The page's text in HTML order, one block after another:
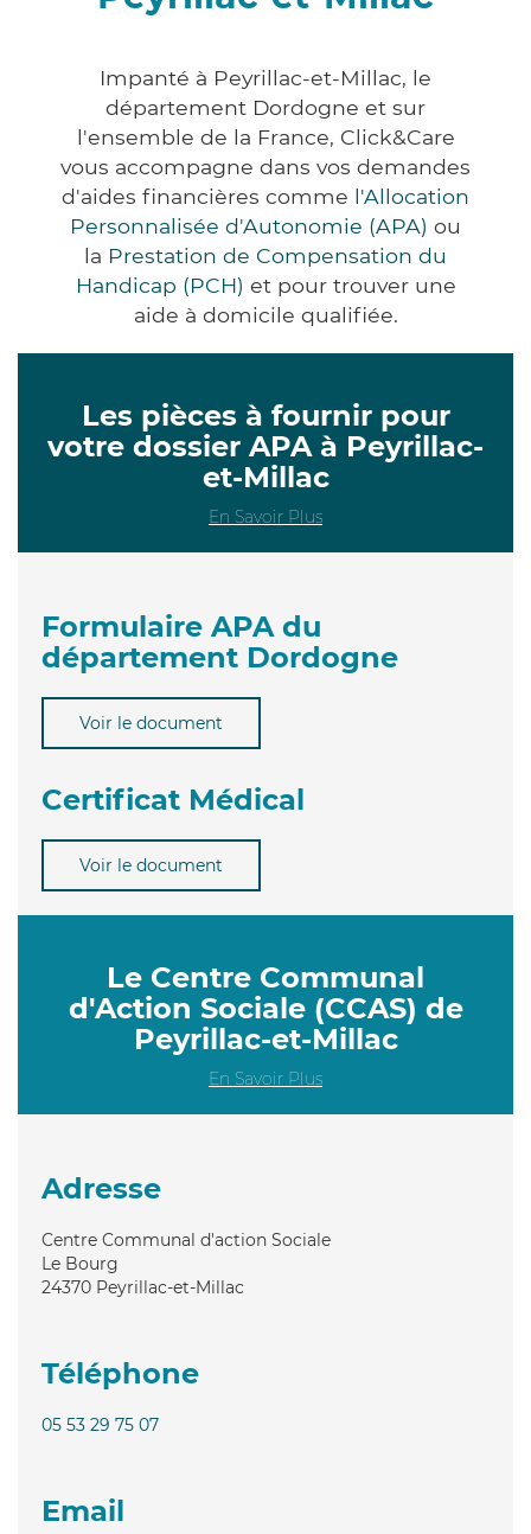
Impanté à Peyrillac-et-Millac, le
département Dordogne et sur
l'ensemble de la France, Click&Care
vous accompagne dans vos demandes
d'aides financières comme l'Allocation
Personnalisée d'Autonomie (APA) ou
la Prestation de Compensation du
Handicap (PCH) et pour trouver une
aide à domicile qualifiée.
Les pièces à fournir pour
votre dossier APA à Peyrillac-
et-Millac
En Savoir Plus
Formulaire APA du
département Dordogne
Voir le document
Certificat Médical
Voir le document
Le Centre Communal
d'Action Sociale (CCAS) de
Peyrillac-et-Millac
En Savoir Plus
Adresse
Centre Communal d'action Sociale
Le Bourg
24370 Peyrillac-et-Millac
Téléphone
05 53 29 75 07
Email